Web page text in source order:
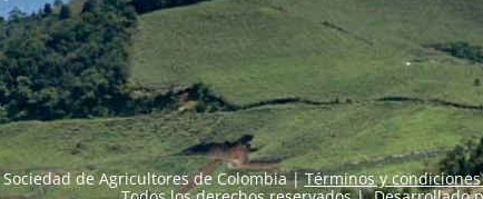
de Agricultores de Colombia |Términos y